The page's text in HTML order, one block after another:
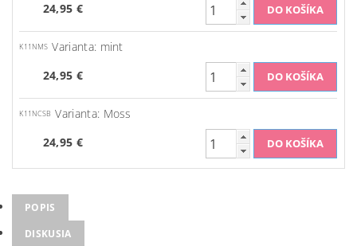
24,95 €
K11NMS Varianta: mint
24,95 €
K11NCSB Varianta: Moss
24,95 €
POPIS
DISKUSIA